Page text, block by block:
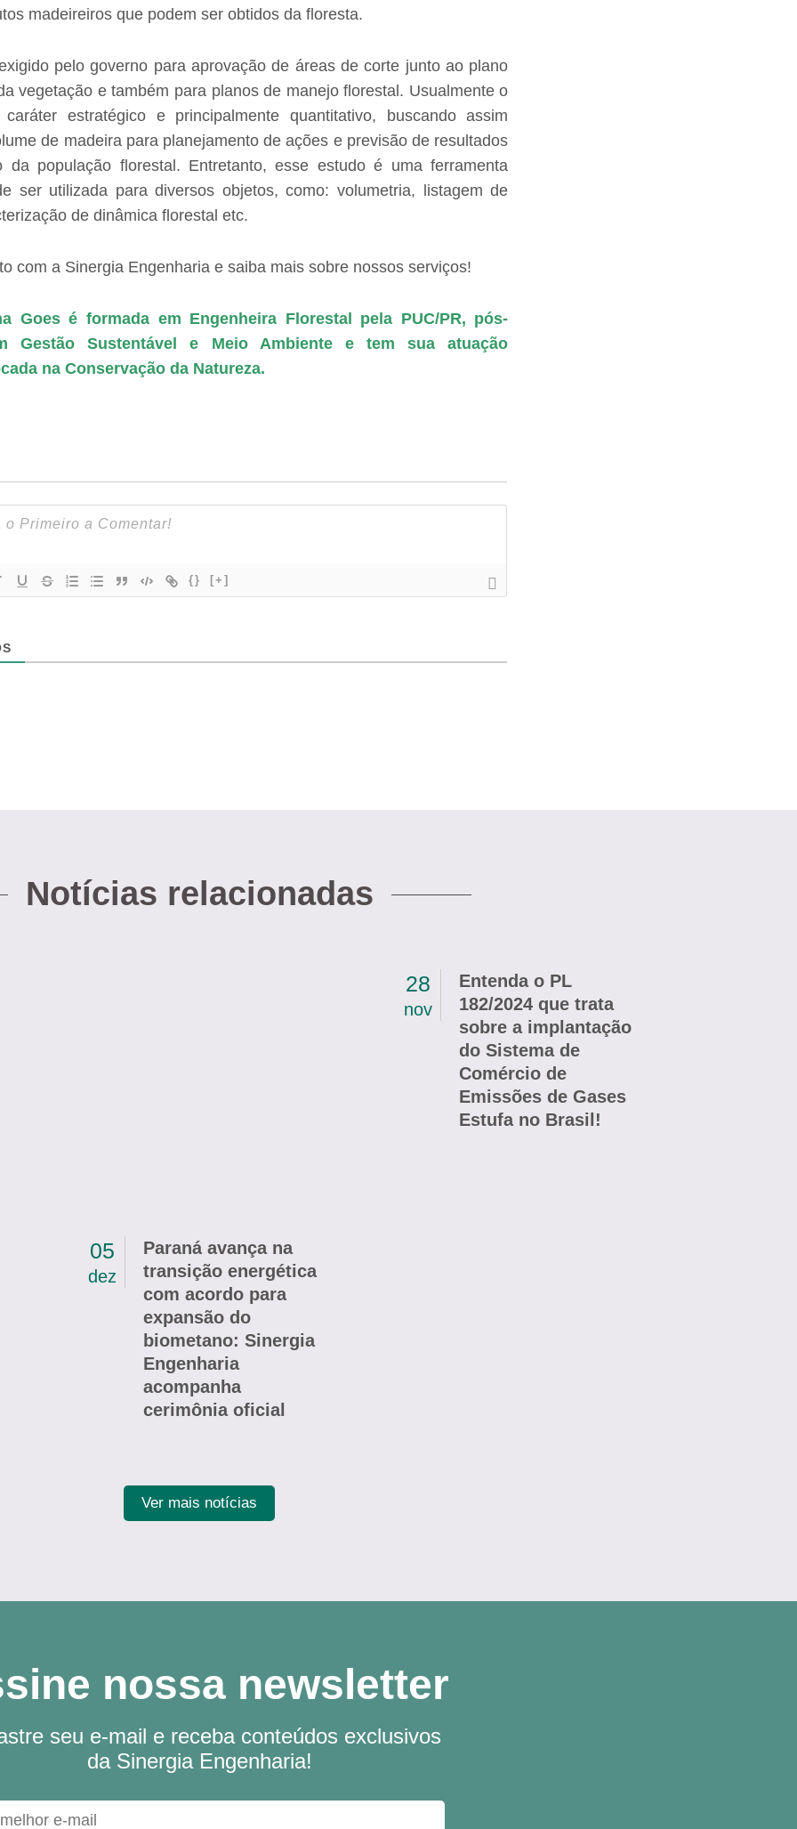
madeireiros que podem ser obtidos da floresta.
pelo governo para aprovação de áreas de corte junto ao plano
vegetação e também para planos de manejo florestal. Usualmente o
estratégico e principalmente quantitativo, buscando assim
de madeira para planejamento de ações e previsão de resultados
da população florestal. Entretanto, esse estudo é uma ferramenta
ser utilizada para diversos objetos, como: volumetria, listagem de
de dinâmica florestal etc.
com a Sinergia Engenharia e saiba mais sobre nossos serviços!
Goes é formada em Engenheira Florestal pela PUC/PR, pós-
Gestão Sustentável e Meio Ambiente e tem sua atuação
na Conservação da Natureza.
{} [+]
Notícias relacionadas
05
dez
Paraná avança na
transição energética
com acordo para
expansão do
biometano: Sinergia
Engenharia
acompanha
cerimônia oficial
28
nov
Entenda o PL
182/2024 que trata
sobre a implantação
do Sistema de
Comércio de
Emissões de Gases
Estufa no Brasil!
Ver mais notícias
nossa newsletter
seu e-mail e receba conteúdos exclusivos
da Sinergia Engenharia!